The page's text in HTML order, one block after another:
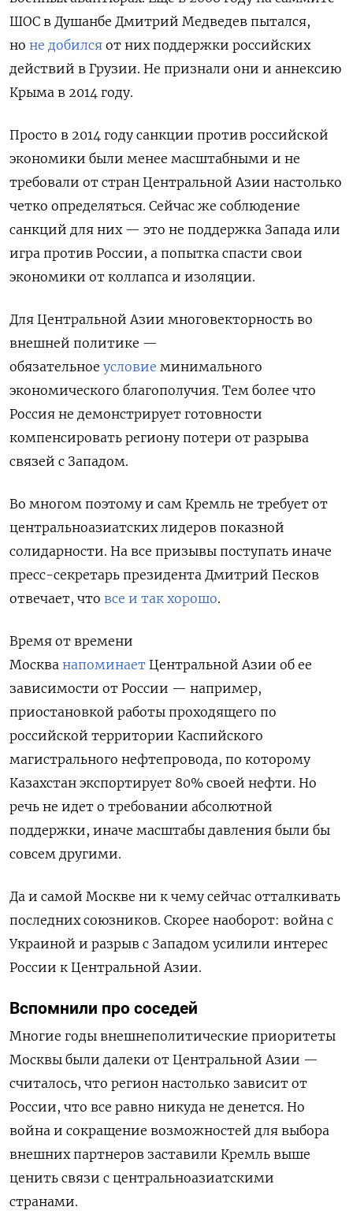
ШОС в Душанбе Дмитрий Медведев пытался,
но не добился от них поддержки российских
действий в Грузии. Не признали они и аннексию
Крыма в 2014 году.
Просто в 2014 году санкции против российской
экономики были менее масштабными и не
требовали от стран Центральной Азии настолько
четко определяться. Сейчас же соблюдение
санкций для них — это не поддержка Запада или
игра против России, а попытка спасти свои
экономики от коллапса и изоляции.
Для Центральной Азии многовекторность во
внешней политике —
обязательное условие минимального
экономического благополучия. Тем более что
Россия не демонстрирует готовности
компенсировать региону потери от разрыва
связей с Западом.
Во многом поэтому и сам Кремль не требует от
центральноазиатских лидеров показной
солидарности. На все призывы поступать иначе
пресс-секретарь президента Дмитрий Песков
отвечает, что все и так хорошо.
Время от времени
Москва напоминает Центральной Азии об ее
зависимости от России — например,
приостановкой работы проходящего по
российской территории Каспийского
магистрального нефтепровода, по которому
Казахстан экспортирует 80% своей нефти. Но
речь не идет о требовании абсолютной
поддержки, иначе масштабы давления были бы
совсем другими.
Да и самой Москве ни к чему сейчас отталкивать
последних союзников. Скорее наоборот: война с
Украиной и разрыв с Западом усилили интерес
России к Центральной Азии.
Вспомнили про соседей
Многие годы внешнеполитические приоритеты
Москвы были далеки от Центральной Азии —
считалось, что регион настолько зависит от
России, что все равно никуда не денется. Но
война и сокращение возможностей для выбора
внешних партнеров заставили Кремль выше
ценить связи с центральноазиатскими
странами.